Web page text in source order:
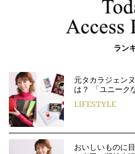
ラン
元タカラジェン
は？ 「ユニーク
LIFESTYLE
おいしいものに